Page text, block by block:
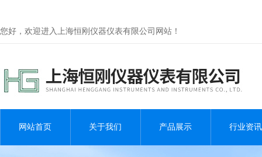
您好，欢迎进入上海恒刚仪器仪表有限公司网站！
网站首页 关于我们 产品展示 行业资讯